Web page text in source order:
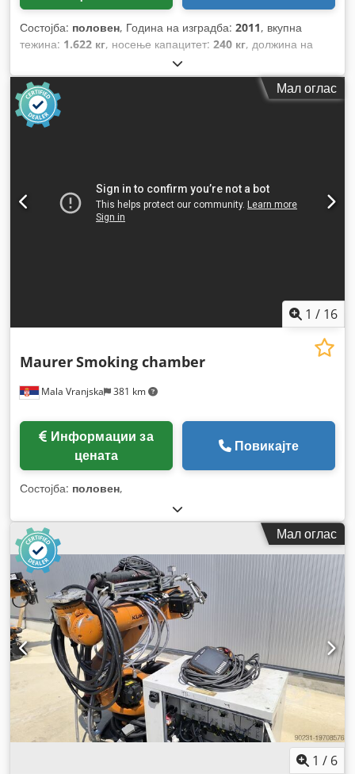
Состојба: половен, Година на изградба: 2011, вкупна
тежина: 1.622 кг, носење капацитет: 240 кг, должина на
Мал оглас
1 / 16
Mala Vranjska 381 km
MaurerSmoking chamber
цената
Повикајте
Состојба: половен,
Мал оглас
1 / 6